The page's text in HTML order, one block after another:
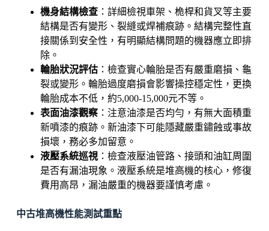
機身結構檢查：詳細檢視車架、桅桿和貨叉等主要
結構是否有變形、裂縫或焊補痕跡。結構完整性直
接關係到安全性，有明顯結構問題的機器應立即排
除。
輪胎狀況評估：檢查實心輪胎是否有嚴重磨損、龜
裂或變形。輪胎過度磨損會影響操控穩定性，更換
輪胎成本不低，約5,000-15,000元不等。
表面油漆觀察：注意油漆是否均勻，有無大面積重
新噴漆的痕跡。新油漆下可能隱藏嚴重鏽蝕或事故
損壞，務必多加留意。
液壓系統巡視：檢查液壓油管路、接頭和油缸周圍
是否有漏油現象。液壓系統是堆高機的核心，修復
費用高昂，漏油嚴重的機器要謹慎考慮。
中古堆高機性能測試重點